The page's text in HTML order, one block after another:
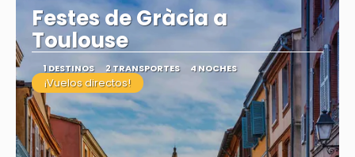
Festes de Gràcia a
Toulouse
1 DESTINOS 2 TRANSPORTES 4 NOCHES
¡Vuelos directos!